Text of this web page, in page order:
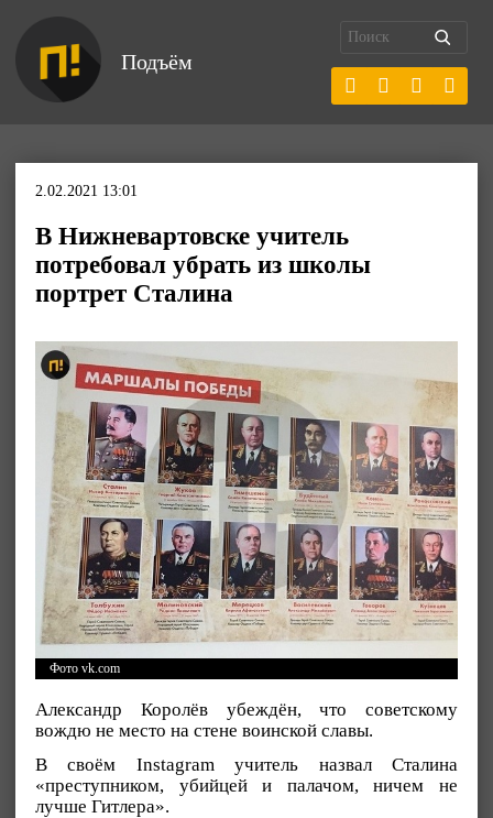
Подъём
2.02.2021 13:01
В Нижневартовске учитель
потребовал убрать из школы
портрет Сталина
Фото vk.com
Александр Королёв убеждён, что советскому
вождю не место на стене воинской славы.
В своём Instagram учитель назвал Сталина
«преступником, убийцей и палачом, ничем не
лучше Гитлера».